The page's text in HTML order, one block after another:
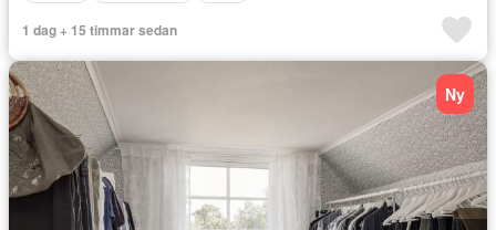
1 dag + 15 timmar sedan
Ny